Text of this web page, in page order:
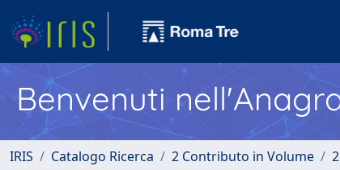
Benvenuti
IRIS Catalogo Ricerca 2 Contributo in Volume